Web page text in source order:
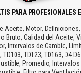
PARA PROFESIONALES
Aceite, Motor,
Bruto, Calidad del
Intervalos de Cambio,
TD103, TD123, TD163, D4
Promedio,